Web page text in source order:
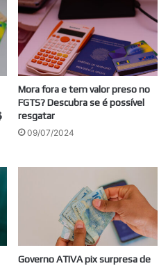
Mora fora e tem valor preso no
FGTS? Descubra se é possível
resgatar
09/07/2024
Governo ATIVA pix surpresa de